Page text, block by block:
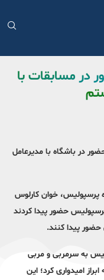
در مسابقات با
در باشگاه با مدیرعامل
پرسپولیس، خوان کارلوس
پرسپولیس حضور پیدا کردند
پیدا کنند.
به سرمربی و مربی
امیدواری کرد؛ این